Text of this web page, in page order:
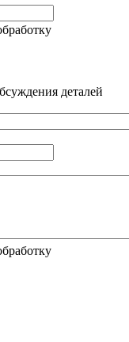
деталей